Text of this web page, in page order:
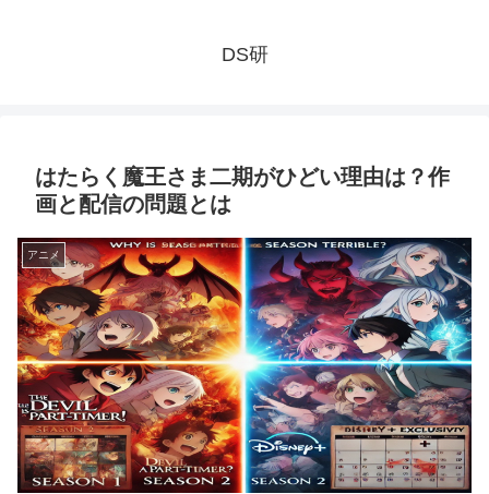
DS研
はたらく魔王さま二期がひどい理由は？作
画と配信の問題とは
アニメ